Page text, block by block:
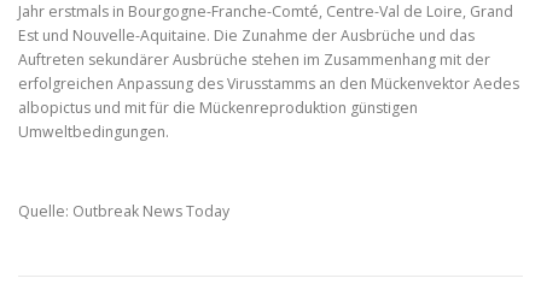
Jahr erstmals in Bourgogne-Franche-Comté, Centre-Val de Loire, Grand
Est und Nouvelle-Aquitaine. Die Zunahme der Ausbrüche und das
Auftreten sekundärer Ausbrüche stehen im Zusammenhang mit der
erfolgreichen Anpassung des Virusstamms an den Mückenvektor Aedes
albopictus und mit für die Mückenreproduktion günstigen
Umweltbedingungen.
Quelle: Outbreak News Today